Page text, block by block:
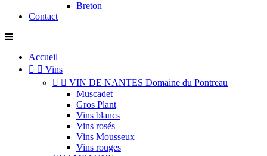
Breton
Contact
Accueil
  Vins
  VIN DE NANTES Domaine du Pontreau
Muscadet
Gros Plant
Vins blancs
Vins rosés
Vins Mousseux
Vins rouges